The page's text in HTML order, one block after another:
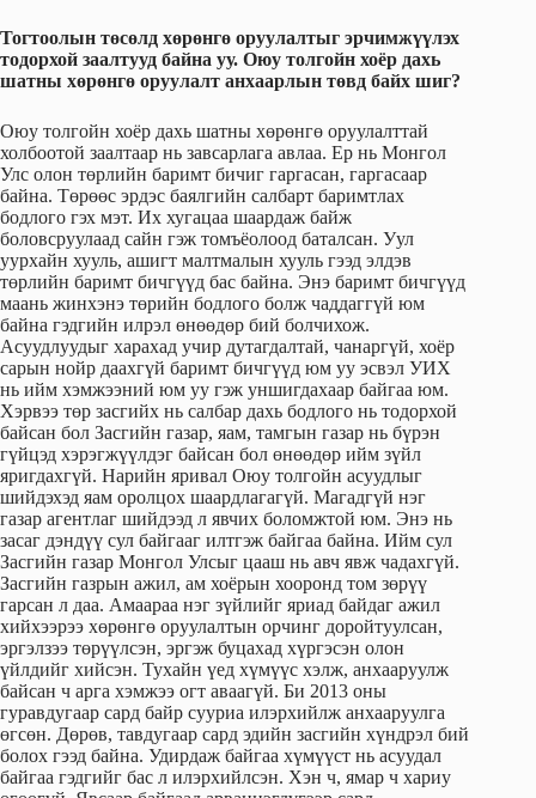
Тогтоолын төсөлд хөрөнгө оруулалтыг эрчимжүүлэх
тодорхой заалтууд байна уу. Оюу толгойн хоёр дахь
шатны хөрөнгө оруулалт анхаарлын төвд байх шиг?
Оюу толгойн хоёр дахь шатны хөрөнгө оруулалттай
холбоотой заалтаар нь завсарлага авлаа. Ер нь Монгол
Улс олон төрлийн баримт бичиг гаргасан, гаргасаар
байна. Төрөөс эрдэс баялгийн салбарт баримтлах
бодлого гэх мэт. Их хугацаа шаардаж байж
боловсруулаад сайн гэж томъёолоод баталсан. Уул
уурхайн хууль, ашигт малтмалын хууль гээд элдэв
төрлийн баримт бичгүүд бас байна. Энэ баримт бичгүүд
маань жинхэнэ төрийн бодлого болж чаддаггүй юм
байна гэдгийн илрэл өнөөдөр бий болчихож.
Асуудлуудыг харахад учир дутагдалтай, чанаргүй, хоёр
сарын нойр даахгүй баримт бичгүүд юм уу эсвэл УИХ
нь ийм хэмжээний юм уу гэж уншигдахаар байгаа юм.
Хэрвээ төр засгийх нь салбар дахь бодлого нь тодорхой
байсан бол Засгийн газар, яам, тамгын газар нь бүрэн
гүйцэд хэрэгжүүлдэг байсан бол өнөөдөр ийм зүйл
яригдахгүй. Нарийн яривал Оюу толгойн асуудлыг
шийдэхэд яам оролцох шаардлагагүй. Магадгүй нэг
газар агентлаг шийдээд л явчих боломжтой юм. Энэ нь
засаг дэндүү сул байгааг илтгэж байгаа байна. Ийм сул
Засгийн газар Монгол Улсыг цааш нь авч явж чадахгүй.
Засгийн газрын ажил, ам хоёрын хооронд том зөрүү
гарсан л даа. Амаараа нэг зүйлийг яриад байдаг ажил
хийхээрээ хөрөнгө оруулалтын орчинг доройтуулсан,
эргэлзээ төрүүлсэн, эргэж буцахад хүргэсэн олон
үйлдийг хийсэн. Тухайн үед хүмүүс хэлж, анхааруулж
байсан ч арга хэмжээ огт аваагүй. Би 2013 оны
гуравдугаар сард байр сууриа илэрхийлж анхааруулга
өгсөн. Дөрөв, тавдугаар сард эдийн засгийн хүндрэл бий
болох гээд байна. Удирдаж байгаа хүмүүст нь асуудал
байгаа гэдгийг бас л илэрхийлсэн. Хэн ч, ямар ч хариу